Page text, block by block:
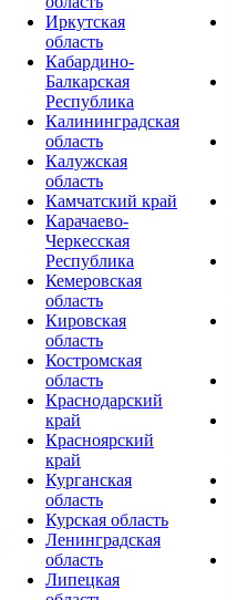
Иркутская
область
Кабардино-
Балкарская
Республика
Калининградская
область
Калужская
область
Камчатский край
Карачаево-
Черкесская
Республика
Кемеровская
область
Кировская
область
Костромская
область
Краснодарский
край
Красноярский
край
Курганская
область
Курская область
Ленинградская
область
Липецкая